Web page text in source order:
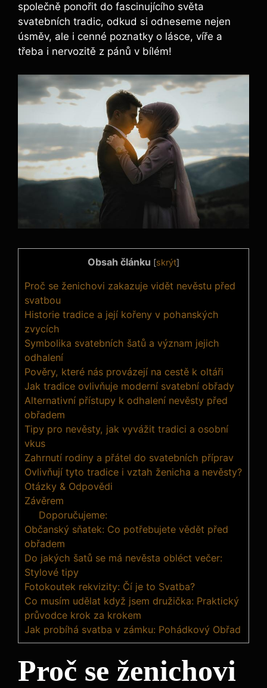
společně ponořit do fascinujícího světa
svatebních tradic, odkud si odneseme nejen
úsměv, ale i cenné poznatky o lásce, víře a
třeba i nervozitě z pánů v bílém!
Obsah článku [skrýt]
Proč se ženichovi zakazuje vidět nevěstu před
svatbou
Historie tradice a její kořeny v pohanských
zvycích
Symbolika svatebních šatů a význam jejich
odhalení
Pověry, které nás provázejí na cestě k oltáři
Jak tradice ovlivňuje moderní svatební obřady
Alternativní přístupy k odhalení nevěsty před
obřadem
Tipy pro nevěsty, jak vyvážit tradici a osobní
vkus
Zahrnutí rodiny a přátel do svatebních příprav
Ovlivňují tyto tradice i vztah ženicha a nevěsty?
Otázky & Odpovědi
Závěrem
Doporučujeme:
Občanský sňatek: Co potřebujete vědět před
obřadem
Do jakých šatů se má nevěsta obléct večer:
Stylové tipy
Fotokoutek rekvizity: Čí je to Svatba?
Co musím udělat když jsem družička: Praktický
průvodce krok za krokem
Jak probíhá svatba v zámku: Pohádkový Obřad
Proč se ženichovi